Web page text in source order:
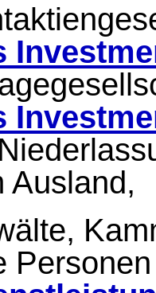
Ausland,